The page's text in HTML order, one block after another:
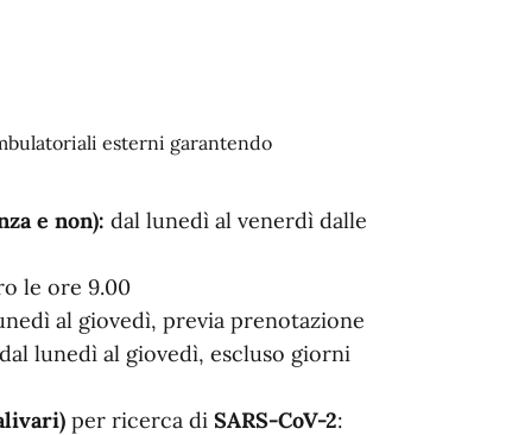
esterni garantendo
e non): dal lunedì al venerdì dalle
le ore 9.00
al giovedì, previa prenotazione
dal lunedì al giovedì, escluso giorni
per ricerca diSARS-CoV-2: